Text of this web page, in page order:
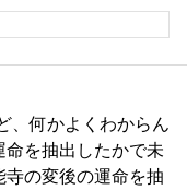
、何かよくわからん
を抽出したかで未
の変後の運命を抽